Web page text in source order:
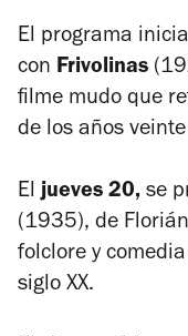
El programa
con Frivolinas
filme mudo que
de los años
Eljueves 20, se
(1935), de
folclore y
siglo XX.